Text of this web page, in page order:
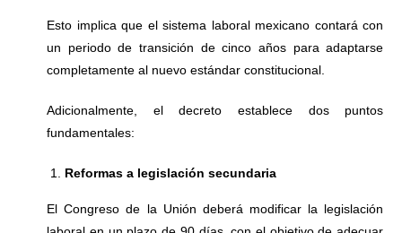
Esto implica que el sistema laboral mexicano contará con
un periodo de transición de cinco años para adaptarse
completamente al nuevo estándar constitucional.
Adicionalmente, el decreto establece dos puntos
fundamentales:
Reformas a legislación secundaria
El Congreso de la Unión deberá modificar la legislación